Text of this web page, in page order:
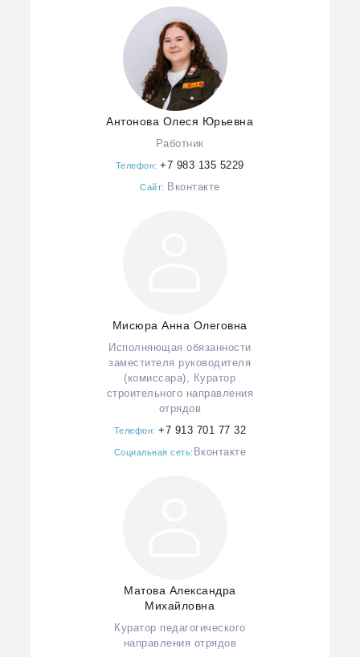
Антонова Олеся Юрьевна
Работник
Телефон:+7 983 135 5229
Сайт: Вконтакте
Мисюра Анна Олеговна
Исполняющая обязанности
заместителя руководителя
(комиссара), Куратор
строительного направления
отрядов
Телефон:+7 913 701 77 32
Социальная сеть: Вконтакте
Матова Александра
Михайловна
Куратор педагогического
направления отрядов